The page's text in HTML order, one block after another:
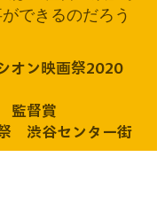
できるのだろう
オン映画祭2020
監督賞
渋谷センター街